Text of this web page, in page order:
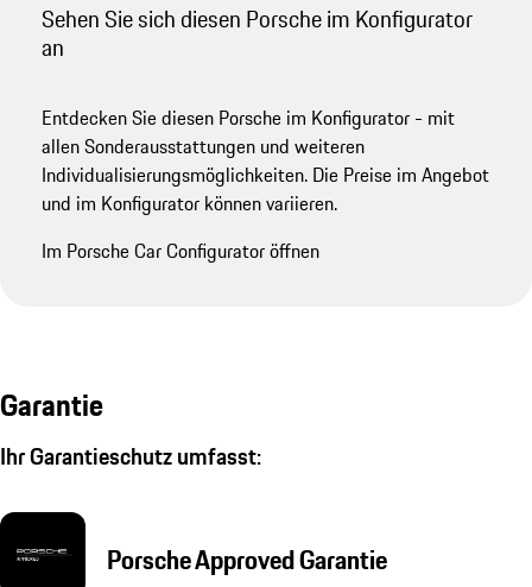
Sehen Sie sich diesen Porsche im Konfigurator
an
Entdecken Sie diesen Porsche im Konfigurator - mit
allen Sonderausstattungen und weiteren
Individualisierungsmöglichkeiten. Die Preise im Angebot
und im Konfigurator können variieren.
Im Porsche Car Configurator öffnen
Garantie
Ihr Garantieschutz umfasst:
Porsche Approved Garantie